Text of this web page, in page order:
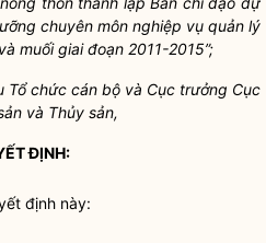
chuyên môn nghiệp vụ quản lý
muối giai đoạn 2011-2015”;
Tổ chức cán bộ và Cục trưởng Cục
và Thủy sản,
ĐỊNH:
định này: